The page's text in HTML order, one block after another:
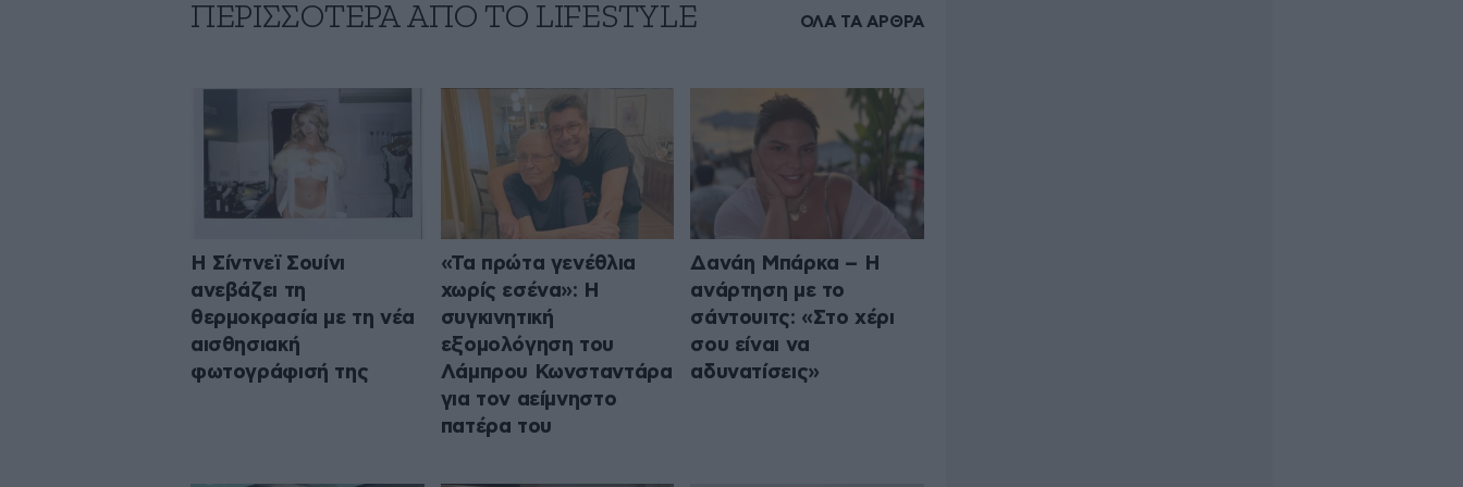
ΠΕΡΙΣΣΟΤΕΡΑ ΑΠΟ ΤΟ LIFESTYLE ΟΛΑ ΤΑ ΑΡΘΡΑ
Η Σίντνεϊ Σουίνι
ανεβάζει τη
θερμοκρασία με τη νέα
αισθησιακή
φωτογράφισή της
«Τα πρώτα γενέθλια
χωρίς εσένα»: Η
συγκινητική
εξομολόγηση του
Λάμπρου Κωνσταντάρα
για τον αείμνηστο
πατέρα του
Δανάη Μπάρκα – Η
ανάρτηση με το
σάντουιτς: «Στο χέρι
σου είναι να
αδυνατίσεις»